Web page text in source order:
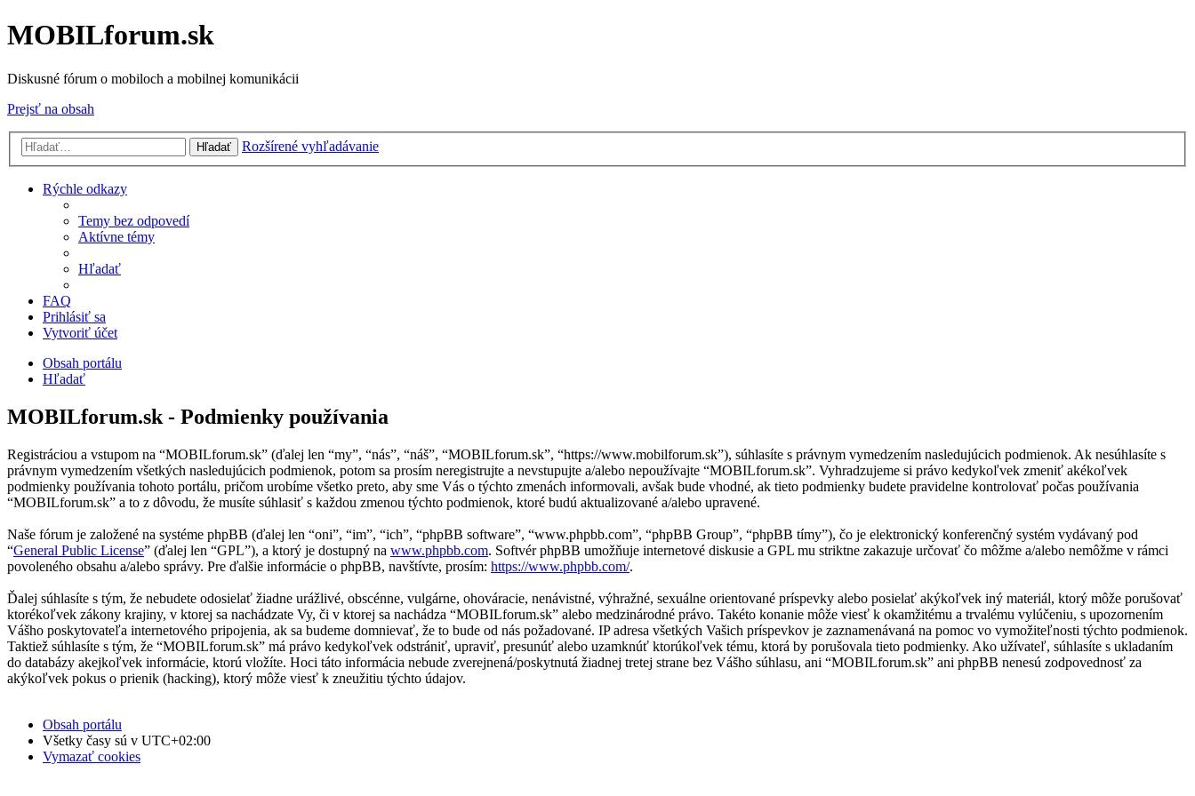
MOBILforum.sk
Diskusné fórum o mobiloch a mobilnej komunikácii
Prejsť na obsah
Hľadať Rozšírené vyhľadávanie
Rýchle odkazy
Temy bez odpovedí
Aktívne témy
Hľadať
FAQ
Prihlásiť sa
Vytvoriť účet
Obsah portálu
Hľadať
MOBILforum.sk - Podmienky používania
Registráciou a vstupom na “MOBILforum.sk” (ďalej len “my”, “nás”, “náš”, “MOBILforum.sk”, “https://www.mobilforum.sk”), súhlasíte s právnym vymedzením nasledujúcich podmienok. Ak nesúhlasíte s
právnym vymedzením všetkých nasledujúcich podmienok, potom sa prosím neregistrujte a nevstupujte a/alebo nepoužívajte “MOBILforum.sk”. Vyhradzujeme si právo kedykoľvek zmeniť akékoľvek
podmienky používania tohoto portálu, pričom urobíme všetko preto, aby sme Vás o týchto zmenách informovali, avšak bude vhodné, ak tieto podmienky budete pravidelne kontrolovať počas používania
“MOBILforum.sk” a to z dôvodu, že musíte súhlasiť s každou zmenou týchto podmienok, ktoré budú aktualizované a/alebo upravené.
Naše fórum je založené na systéme phpBB (ďalej len “oni”, “im”, “ich”, “phpBB software”, “www.phpbb.com”, “phpBB Group”, “phpBB tímy”), čo je elektronický konferenčný systém vydávaný pod
“General Public License” (ďalej len “GPL”), a ktorý je dostupný na www.phpbb.com. Softvér phpBB umožňuje internetové diskusie a GPL mu striktne zakazuje určovať čo môžme a/alebo nemôžme v rámci
povoleného obsahu a/alebo správy. Pre ďalšie informácie o phpBB, navštívte, prosím: https://www.phpbb.com/.
Ďalej súhlasíte s tým, že nebudete odosielať žiadne urážlivé, obscénne, vulgárne, ohováracie, nenávistné, výhražné, sexuálne orientované príspevky alebo posielať akýkoľvek iný materiál, ktorý môže porušovať
ktorékoľvek zákony krajiny, v ktorej sa nachádzate Vy, či v ktorej sa nachádza “MOBILforum.sk” alebo medzinárodné právo. Takéto konanie môže viesť k okamžitému a trvalému vylúčeniu, s upozornením
Vášho poskytovateľa internetového pripojenia, ak sa budeme domnievať, že to bude od nás požadované. IP adresa všetkých Vašich príspevkov je zaznamenávaná na pomoc vo vymožiteľnosti týchto podmienok.
Taktiež súhlasíte s tým, že “MOBILforum.sk” má právo kedykoľvek odstrániť, upraviť, presunúť alebo uzamknúť ktorúkoľvek tému, ktorá by porušovala tieto podmienky. Ako užívateľ, súhlasíte s ukladaním
do databázy akejkoľvek informácie, ktorú vložíte. Hoci táto informácia nebude zverejnená/poskytnutá žiadnej tretej strane bez Vášho súhlasu, ani “MOBILforum.sk” ani phpBB nenesú zodpovednosť za
akýkoľvek pokus o prienik (hacking), ktorý môže viesť k zneužitiu týchto údajov.
Obsah portálu
Všetky časy sú v UTC+02:00
Vymazať cookies